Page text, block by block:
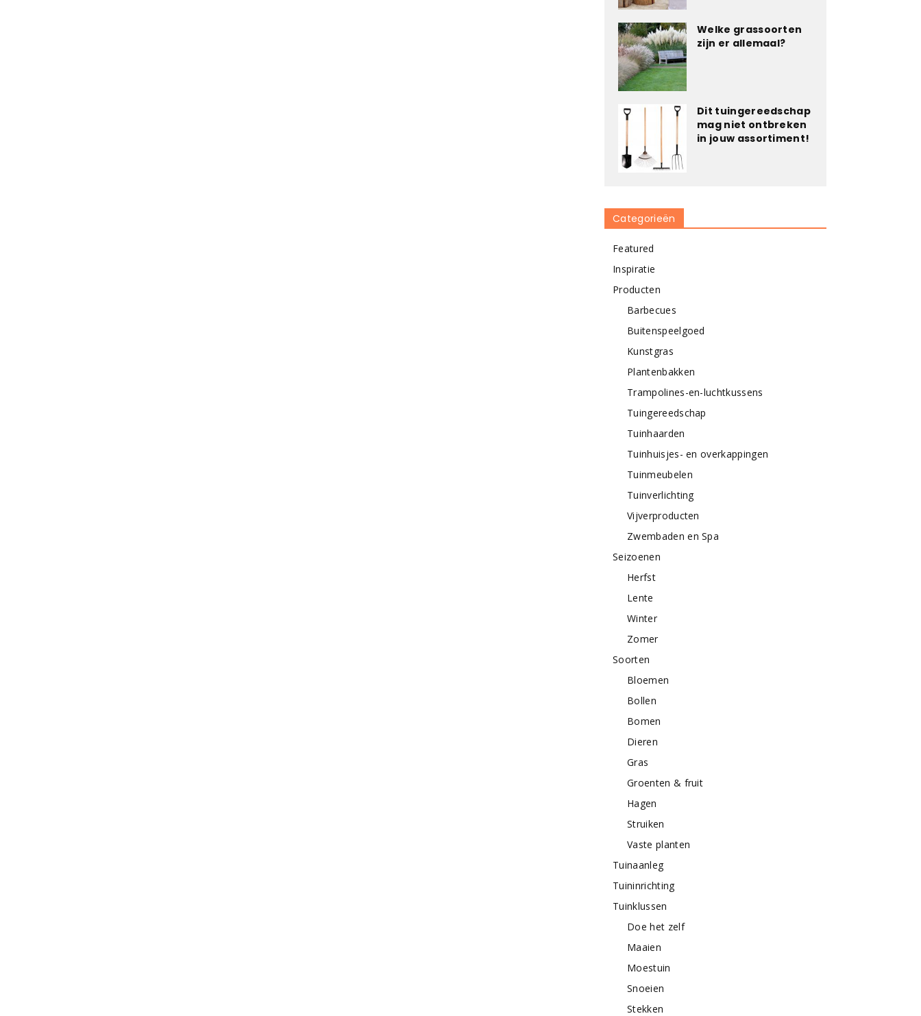
Welke grassoorten
zijn er allemaal?
Dit tuingereedschap
mag niet ontbreken
in jouw assortiment!
Categorieën
Featured
Inspiratie
Producten
Barbecues
Buitenspeelgoed
Kunstgras
Plantenbakken
Trampolines-en-luchtkussens
Tuingereedschap
Tuinhaarden
Tuinhuisjes- en overkappingen
Tuinmeubelen
Tuinverlichting
Vijverproducten
Zwembaden en Spa
Seizoenen
Herfst
Lente
Winter
Zomer
Soorten
Bloemen
Bollen
Bomen
Dieren
Gras
Groenten & fruit
Hagen
Struiken
Vaste planten
Tuinaanleg
Tuininrichting
Tuinklussen
Doe het zelf
Maaien
Moestuin
Snoeien
Stekken